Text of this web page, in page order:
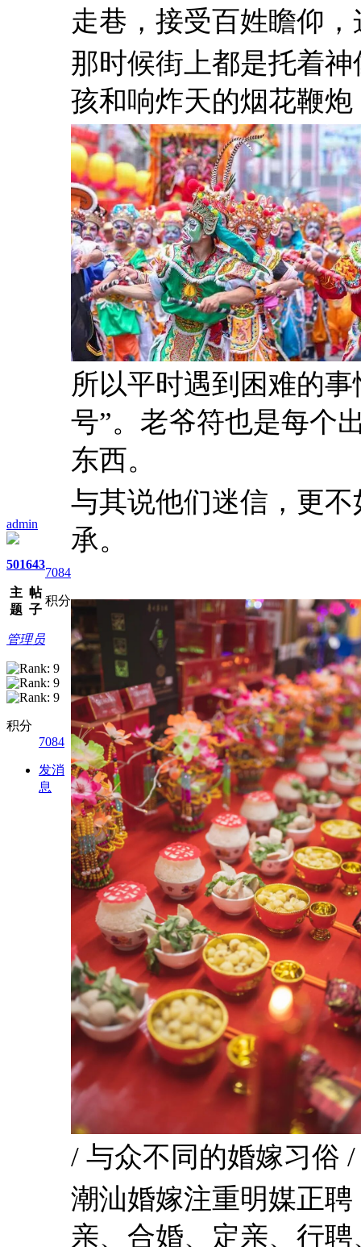
admin
501
主
题
643
帖
子
7084
积分
管理员
积分
7084
发消
息
走巷，接受百姓瞻仰，
那时候街上都是托着
孩和响炸天的烟花鞭
所以平时遇到困难的
号”。老爷符也是每个
东西。
与其说他们迷信，更
承。
/ 与众不同的婚嫁习俗 /
潮汕婚嫁注重明媒正
亲、合婚、定亲、行